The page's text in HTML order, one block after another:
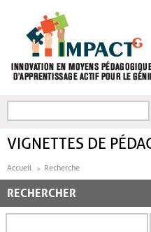
FORMULAIRE DE
VIGNETTES DE
Accueil Recherche
RECHERCHER